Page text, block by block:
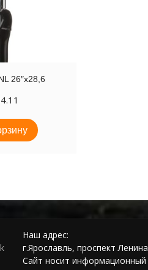
26″х28,6
Наш адрес:
г.Ярославль, проспект
Сайт носит информационный